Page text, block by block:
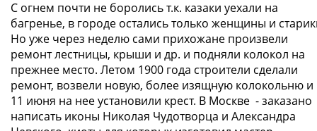
С огнем почти не боролись т.к. казаки уехали на
багренье, в городе остались только женщины и
Но уже через неделю сами прихожане произвели
ремонт лестницы, крыши и др. и подняли колокол на
прежнее место. Летом 1900 года строители сделали
ремонт, возвели новую, более изящную колокольню и
11 июня на нее установили крест. В Москве - заказано
написать иконы Николая Чудотворца и Александра